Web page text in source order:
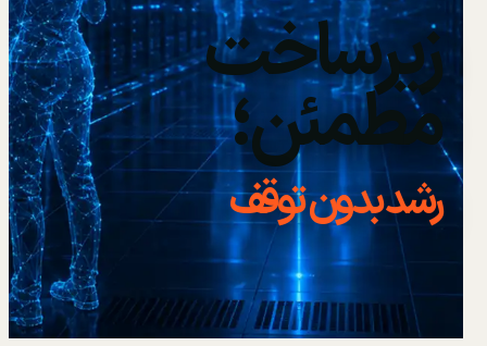
زیرساخت
مطمئن؛
رشد بدون توقف